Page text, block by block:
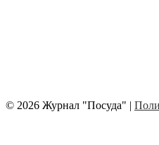
© 2026 Журнал "Посуда" |